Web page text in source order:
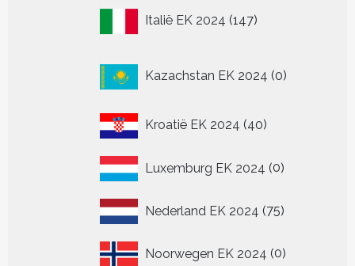
Italië EK 2024 147
producten
Kazachstan EK 2024 0
producten
Kroatië EK 2024 4040
Luxemburg EK 2024 00
Nederland EK 2024 7575
Noorwegen EK 2024 00